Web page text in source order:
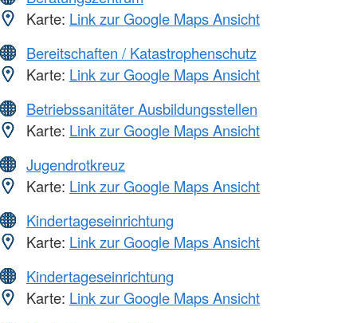
Karte: Link zur Google Maps Ansicht
Bereitschaften / Katastrophenschutz
Karte: Link zur Google Maps Ansicht
Betriebssanitäter Ausbildungsstellen
Karte: Link zur Google Maps Ansicht
Jugendrotkreuz
Karte: Link zur Google Maps Ansicht
Kindertageseinrichtung
Karte: Link zur Google Maps Ansicht
Kindertageseinrichtung
Karte: Link zur Google Maps Ansicht